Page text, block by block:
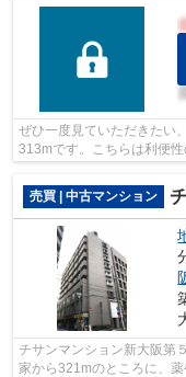
ぜひ一度見ていただきたい
313mです。こちらは利便
歩5分の駅近物件です。大
売買 | 中古マンション
チサンマンション新大阪第
家から321mのところに、